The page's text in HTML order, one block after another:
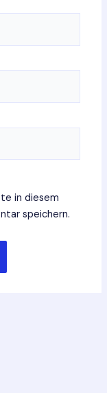
in diesem
speichern.